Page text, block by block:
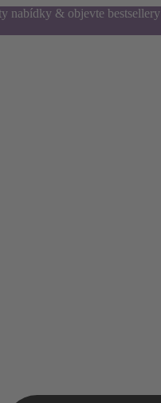
nabídky & objevte bestsellery